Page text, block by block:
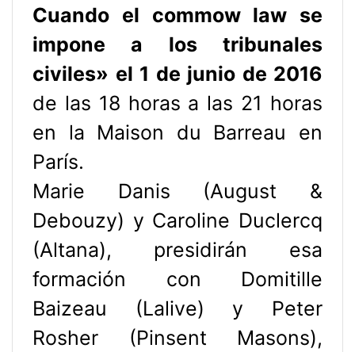
Cuando el commow law se
impone a los tribunales
civiles» el 1 de junio de 2016
de las 18 horas a las 21 horas
en la Maison du Barreau en
París.
Marie Danis (August &
Debouzy) y Caroline Duclercq
(Altana), presidirán esa
formación con Domitille
Baizeau (Lalive) y Peter
Rosher (Pinsent Masons),